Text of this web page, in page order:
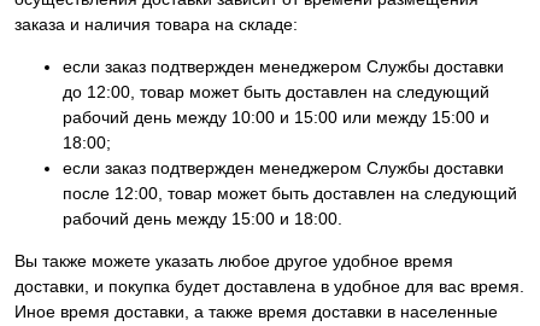
заказа и наличия товара на складе:
если заказ подтвержден менеджером Службы доставки
до 12:00, товар может быть доставлен на следующий
рабочий день между 10:00 и 15:00 или между 15:00 и
18:00;
если заказ подтвержден менеджером Службы доставки
после 12:00, товар может быть доставлен на следующий
рабочий день между 15:00 и 18:00.
Вы также можете указать любое другое удобное время
доставки, и покупка будет доставлена в удобное для вас время.
Иное время доставки, а также время доставки в населенные